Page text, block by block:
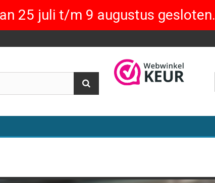
25 juli t/m 9 augustus gesloten.